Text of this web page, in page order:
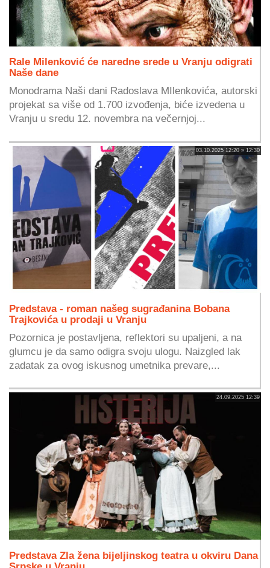
Rale Milenković će naredne srede u Vranju odigrati
Naše dane
Monodrama Naši dani Radoslava MIlenkovića, autorski
projekat sa više od 1.700 izvođenja, biće izvedena u
Vranju u sredu 12. novembra na večernjoj...
03.10.2025 12:20 » 12:30
Predstava - roman našeg sugrađanina Bobana
Trajkovića u prodaji u Vranju
Pozornica je postavljena, reflektori su upaljeni, a na
glumcu je da samo odigra svoju ulogu. Naizgled lak
zadatak za ovog iskusnog umetnika prevare,...
24.09.2025 12:39
Predstava Zla žena bijeljinskog teatra u okviru Dana